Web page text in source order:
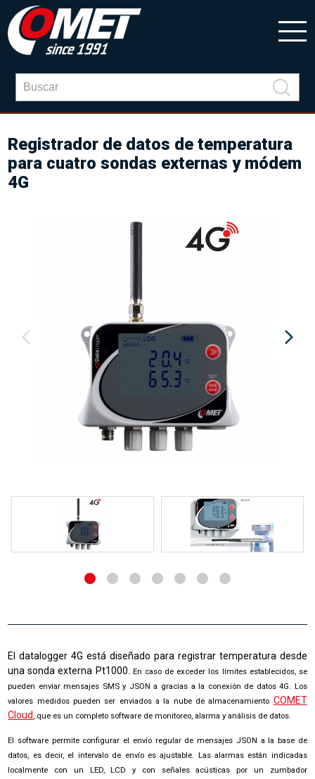
Registrador de datos de temperatura
para cuatro sondas externas y módem
4G
El datalogger 4G está diseñado para registrar temperatura desde
una sonda externa Pt1000. En caso de exceder los límites establecidos, se
pueden enviar mensajes SMS y JSON a gracias a la conexión de datos 4G. Los
valores medidos pueden ser enviados a la nube de almacenamiento COMET
Cloud, que es un completo software de monitoreo, alarma y análisis de datos.
El software permite configurar el envío regular de mensajes JSON a la base de
datos, es decir, el intervalo de envío es ajustable. Las alarmas están indicadas
localmente con un LED, LCD y con señales acústicas por un zumbador